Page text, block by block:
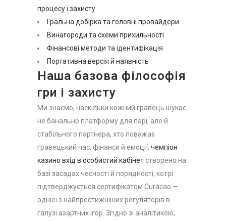
процесу і захисту
Гральна добірка та головні провайдери
Винагороди та схеми прихильності
Фінансові методи та ідентифікація
Портативна версія й наявність
Наша базова філософія
гри і захисту
Ми знаємо, наскільки кожний гравець шукає
не банально платформу для парі, але й
стабільного партнера, хто поважає
гравецький час, фінанси й емоції. чемпіон
казино вхід в особистий кабінет створено на
базі засадах чесності й порядності, котрі
підтверджується сертифікатом Curacao —
однієї з найпрестижніших регуляторів в
галузі азартних ігор. Згідно зі аналітикою,